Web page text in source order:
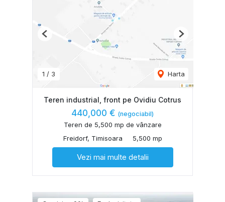
1 / 3 Harta
Previous Next
Teren industrial, front pe Ovidiu Cotrus
440,000 € (negociabil)
Teren de 5,500 mp de vânzare
Freidorf, Timisoara
5,500 mp
Vezi mai multe detalii